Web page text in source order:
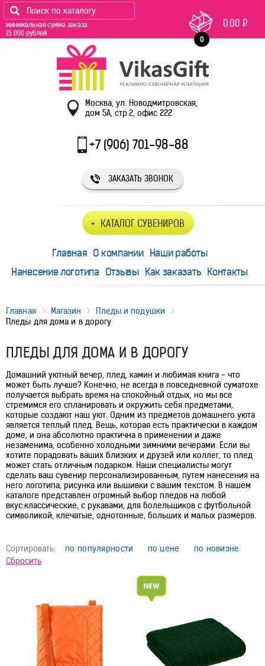
минимальная сумма заказа
15 000 рублей
0
0.00 Р
Москва, ул. Новодмитровская,
дом 5А, стр.2, офис 222
+7 (906) 701-98-88
ЗАКАЗАТЬ ЗВОНОК
КАТАЛОГ СУВЕНИРОВ
Главная О компании Наши работы
Нанесение логотипа Отзывы Как заказать Контакты
Главная Магазин
Пледы и подушки
Пледы для дома и в дорогу
ПЛЕДЫ ДЛЯ ДОМА И В ДОРОГУ
Домашний уютный вечер, плед, камин и любимая книга - что
может быть лучше? Конечно, не всегда в повседневной суматохе
получается выбрать время на спокойный отдых, но мы все
стремимся его спланировать и окружить себя предметами,
которые создают наш уют. Одним из предметов домашнего уюта
является теплый плед. Вещь, которая есть практически в каждом
доме, и она абсолютно практична в применении и даже
незаменима, особенно холодными зимними вечерами. Если вы
хотите порадовать ваших близких и друзей или коллег, то плед
может стать отличным подарком. Наши специалисты могут
сделать ваш сувенир персонализированным, путем нанесения на
него логотипа, рисунка или вышивки с вашим текстом. В нашем
каталоге представлен огромный выбор пледов на любой
вкус:классические, с рукавами, для болельщиков с футбольной
символикой, клечатые, однотонные, больших и малых размеров.
Сортировать: по популярности по цене
по новизне
Сбросить